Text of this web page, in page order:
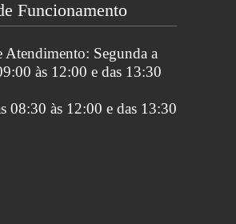
Funcionamento
Atendimento: Segunda a
às 12:00 e das 13:30
08:30 às 12:00 e das 13:30